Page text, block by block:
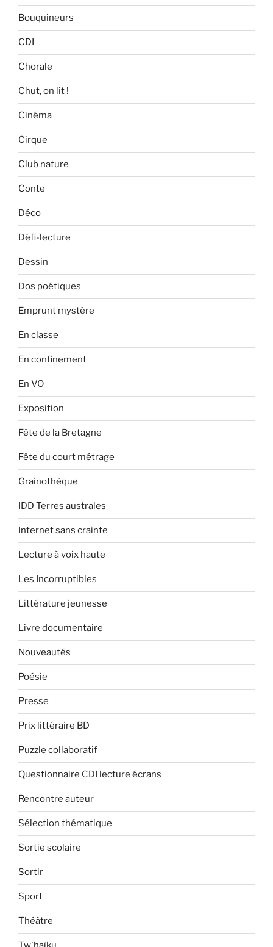
Bouquineurs
CDI
Chorale
Chut, on lit !
Cinéma
Cirque
Club nature
Conte
Déco
Défi-lecture
Dessin
Dos poétiques
Emprunt mystère
En classe
En confinement
En VO
Exposition
Fête de la Bretagne
Fête du court métrage
Grainothèque
IDD Terres australes
Internet sans crainte
Lecture à voix haute
Les Incorruptibles
Littérature jeunesse
Livre documentaire
Nouveautés
Poésie
Presse
Prix littéraire BD
Puzzle collaboratif
Questionnaire CDI lecture écrans
Rencontre auteur
Sélection thématique
Sortie scolaire
Sortir
Sport
Théâtre